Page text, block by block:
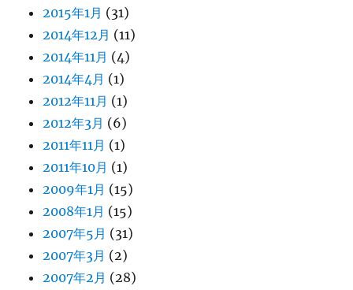
2015年1月 (31)
2014年12月 (11)
2014年11月 (4)
2014年4月 (1)
2012年11月 (1)
2012年3月 (6)
2011年11月 (1)
2011年10月 (1)
2009年1月 (15)
2008年1月 (15)
2007年5月 (31)
2007年3月 (2)
2007年2月 (28)